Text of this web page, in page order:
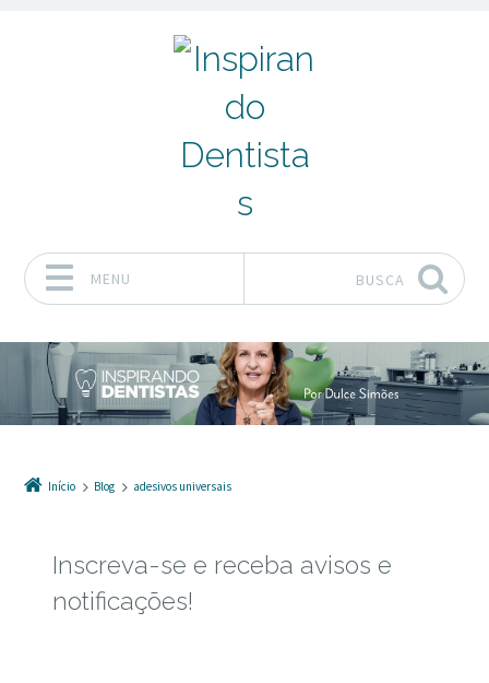
MENU BUSCA
Início Blog adesivos universais
Inscreva-se e receba avisos e
notificações!